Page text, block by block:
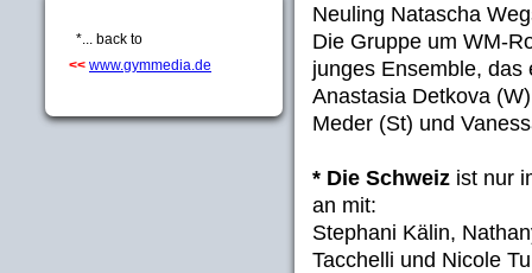
*... back to
<< www.gymmedia.de
Neuling Natascha
Die Gruppe um WM-
junges Ensemble,
Anastasia Detkova
Meder (St) und
* Die Schweiz ist nur
an mit:
Stephani Kälin,
Tacchelli und Nicole